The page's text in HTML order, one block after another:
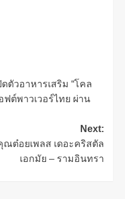
ตัวอาหารเสริม “โคล
ฟต์พาวเวอร์ไทย ผ่าน
Next:
ต๋อยเพลส เดอะคริสตัล
เอกมัย – รามอินทรา